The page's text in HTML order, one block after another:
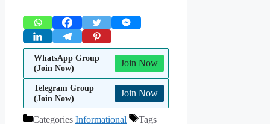
WhatsApp Group
(Join Now)
Join Now
Telegram Group
(Join Now)
Join Now
Categories Informational
Tags